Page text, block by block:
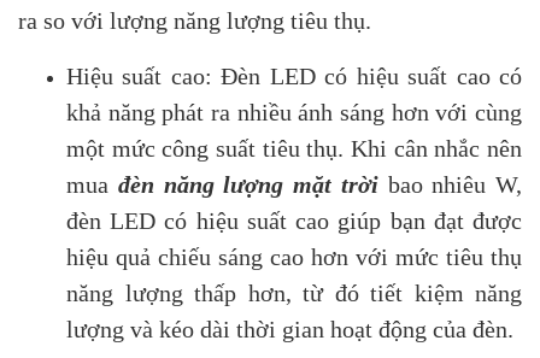
ra so với lượng năng lượng tiêu thụ.
Hiệu suất cao: Đèn LED có hiệu suất cao có
khả năng phát ra nhiều ánh sáng hơn với cùng
một mức công suất tiêu thụ. Khi cân nhắc nên
mua đèn năng lượng mặt trờibao nhiêu W,
đèn LED có hiệu suất cao giúp bạn đạt được
hiệu quả chiếu sáng cao hơn với mức tiêu thụ
năng lượng thấp hơn, từ đó tiết kiệm năng
lượng và kéo dài thời gian hoạt động của đèn.